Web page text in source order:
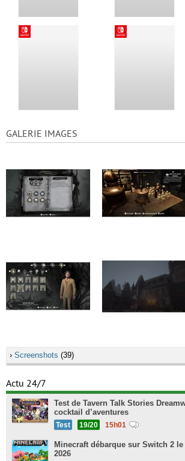
GALERIE IMAGES
› Screenshots (39)
Actu 24/7
Test de Tavern Talk Stories
cocktail d’aventures
Test 19/20 15h01
Minecraft débarque sur Switch 2
2026